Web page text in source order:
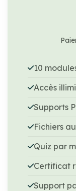
10
Accès
Supports
Fichiers
Quiz par
Certificat
Support